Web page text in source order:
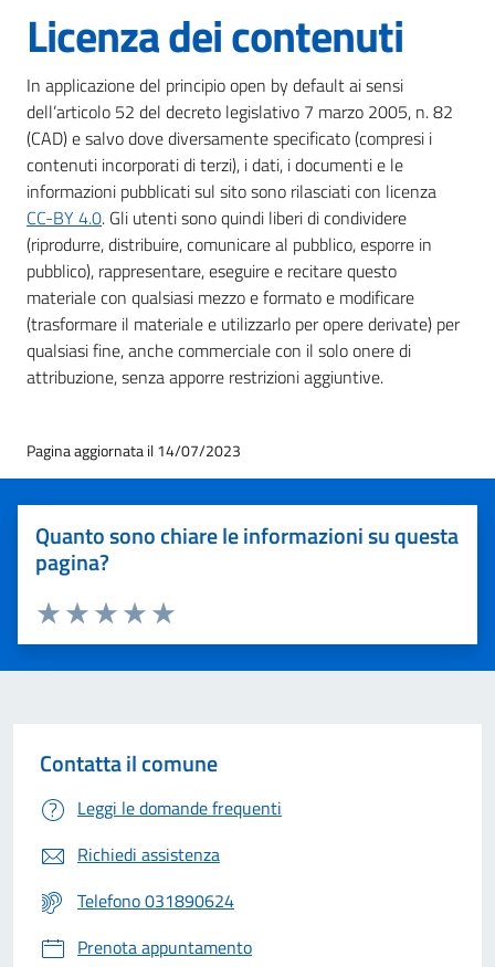
Licenza dei contenuti
In applicazione del principio open by default ai sensi
dell’articolo 52 del decreto legislativo 7 marzo 2005, n. 82
(CAD) e salvo dove diversamente specificato (compresi i
contenuti incorporati di terzi), i dati, i documenti e le
informazioni pubblicati sul sito sono rilasciati con licenza
CC-BY 4.0. Gli utenti sono quindi liberi di condividere
(riprodurre, distribuire, comunicare al pubblico, esporre in
pubblico), rappresentare, eseguire e recitare questo
materiale con qualsiasi mezzo e formato e modificare
(trasformare il materiale e utilizzarlo per opere derivate) per
qualsiasi fine, anche commerciale con il solo onere di
attribuzione, senza apporre restrizioni aggiuntive.
Pagina aggiornata il 14/07/2023
Quanto sono chiare le informazioni su questa
pagina?
Valuta 5 stelle su 5
Valuta 4 stelle su 5
Valuta 3 stelle su 5
Valuta 2 stelle su 5
Valuta 1 stelle su 5
Contatta il comune
Leggi le domande frequenti
Richiedi assistenza
Telefono 031890624
Prenota appuntamento